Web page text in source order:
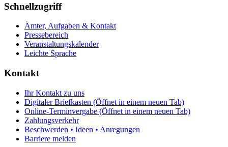
Schnellzugriff
Ämter, Aufgaben & Kontakt
Pressebereich
Veranstaltungskalender
Leichte Sprache
Kontakt
Ihr Kontakt zu uns
Digitaler Briefkasten (Öffnet in einem neuen Tab)
Online-Terminvergabe (Öffnet in einem neuen Tab)
Zahlungsverkehr
Beschwerden • Ideen • Anregungen
Barriere melden